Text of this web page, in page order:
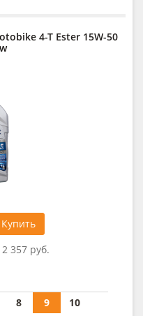
4-T Ester 15W-50
Купить
2 357 руб.
8 9
10